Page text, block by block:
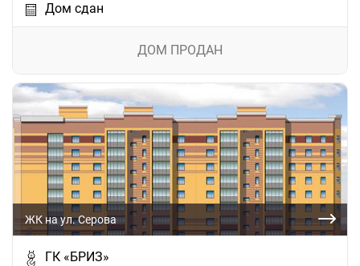
Дом сдан
ДОМ ПРОДАН
ЖК на ул. Серова
ГК «БРИЗ»